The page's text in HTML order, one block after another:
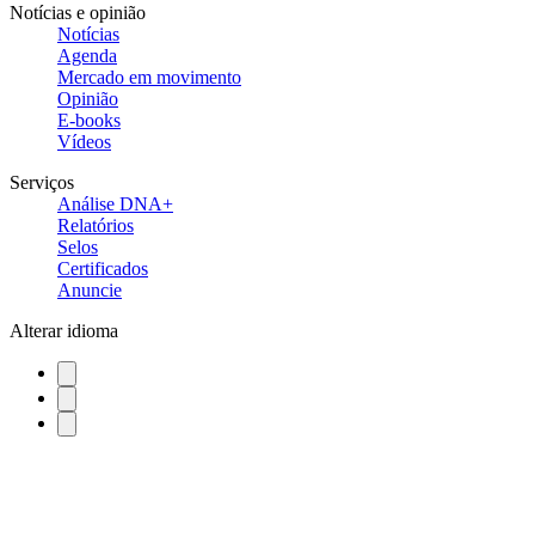
Notícias e opinião
Notícias
Agenda
Mercado em movimento
Opinião
E-books
Vídeos
Serviços
Análise DNA+
Relatórios
Selos
Certificados
Anuncie
Alterar idioma